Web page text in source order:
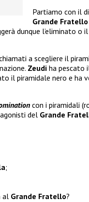
Partiamo con il
Grande Fratello
dunque l’eliminato o
a scegliere il
Zeudi ha pescato
il piramidale nero e ha
con i piramidali
del Grande
;
al Grande Fratello?